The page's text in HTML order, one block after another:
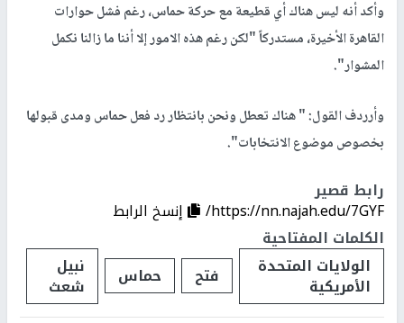
وأكد أنه ليس هناك أي قطيعة مع حركة حماس، رغم فشل حوارات
القاهرة الأخيرة، مستدركاً "لكن رغم هذه الامور إلا أننا ما زالنا نكمل
المشوار".
وأرردف القول: " هناك تعطل ونحن بانتظار رد فعل حماس ومدى قبولها
بخصوص موضوع الانتخابات".
رابط قصير
https://nn.najah.edu/7GYF/
إنسخ الرابط
الكلمات المفتاحية
الولايات المتحدة
الأمريكية فتح حماس نبيل
شعث